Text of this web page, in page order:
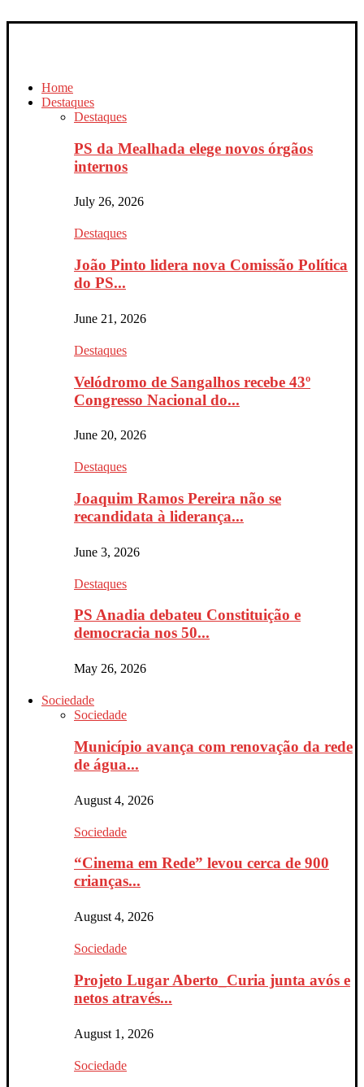
Home
Destaques
Destaques
PS da Mealhada elege novos órgãos
internos
July 26, 2026
Destaques
João Pinto lidera nova Comissão Política
do PS...
June 21, 2026
Destaques
Velódromo de Sangalhos recebe 43º
Congresso Nacional do...
June 20, 2026
Destaques
Joaquim Ramos Pereira não se
recandidata à liderança...
June 3, 2026
Destaques
PS Anadia debateu Constituição e
democracia nos 50...
May 26, 2026
Sociedade
Sociedade
Município avança com renovação da rede
de água...
August 4, 2026
Sociedade
“Cinema em Rede” levou cerca de 900
crianças...
August 4, 2026
Sociedade
Projeto Lugar Aberto_Curia junta avós e
netos através...
August 1, 2026
Sociedade